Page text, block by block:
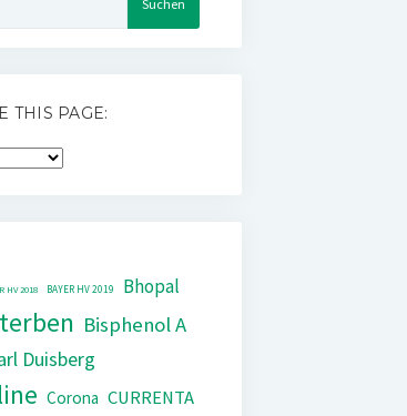
THIS PAGE:
HV 2018 BAYER HV 2019 Bhopal
Bisphenol A
Duisberg
Corona CURRENTA